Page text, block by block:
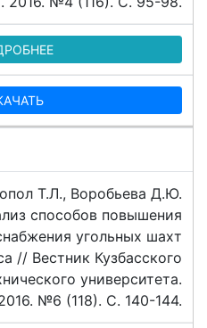
Т.Л., Воробьева Д.Ю.
способов повышения
угольных шахт
// Вестник Кузбасского
университета.
№6 (118). C. 140-144.